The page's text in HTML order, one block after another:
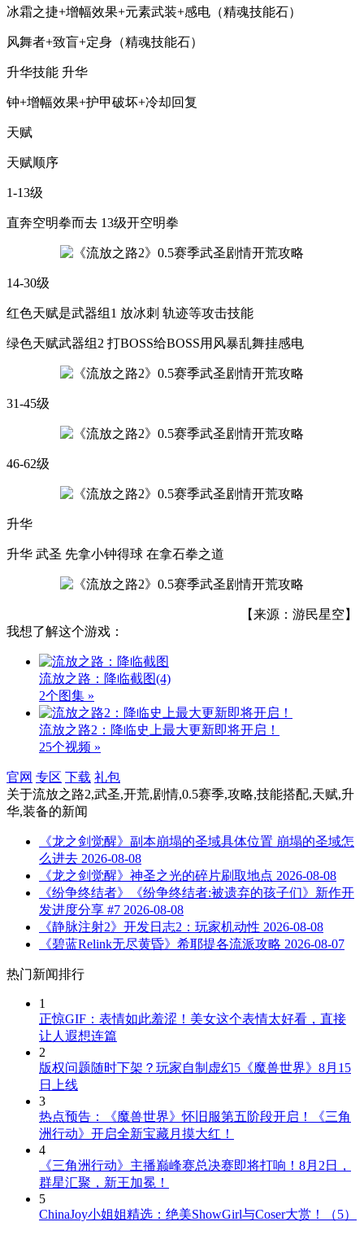
冰霜之捷+增幅效果+元素武装+感电（精魂技能石）
风舞者+致盲+定身（精魂技能石）
升华技能 升华
钟+增幅效果+护甲破坏+冷却回复
天赋
天赋顺序
1-13级
直奔空明拳而去 13级开空明拳
14-30级
红色天赋是武器组1 放冰刺 轨迹等攻击技能
绿色天赋武器组2 打BOSS给BOSS用风暴乱舞挂感电
31-45级
46-62级
升华
升华 武圣 先拿小钟得球 在拿石拳之道
【来源：游民星空】
我想了解这个游戏：
流放之路：降临截图(4)
2个图集 »
流放之路2：降临史上最大更新即将开启！
25个视频 »
官网 专区 下载 礼包
关于流放之路2,武圣,开荒,剧情,0.5赛季,攻略,技能搭配,天赋,升
华,装备的新闻
《龙之剑觉醒》副本崩塌的圣域具体位置 崩塌的圣域怎
么进去 2026-08-08
《龙之剑觉醒》神圣之光的碎片刷取地点 2026-08-08
《纷争终结者》《纷争终结者:被遗弃的孩子们》新作开
发进度分享 #7 2026-08-08
《静脉注射2》开发日志2：玩家机动性 2026-08-08
《碧蓝Relink无尽黄昏》希耶提各流派攻略 2026-08-07
热门新闻排行
1
正惊GIF：表情如此羞涩！美女这个表情太好看，直接
让人遐想连篇
2
版权问题随时下架？玩家自制虚幻5《魔兽世界》8月15
日上线
3
热点预告：《魔兽世界》怀旧服第五阶段开启！《三角
洲行动》开启全新宝藏月摸大红！
4
《三角洲行动》主播巅峰赛总决赛即将打响！8月2日，
群星汇聚，新王加冕！
5
ChinaJoy小姐姐精选：绝美ShowGirl与Coser大赏！（5）